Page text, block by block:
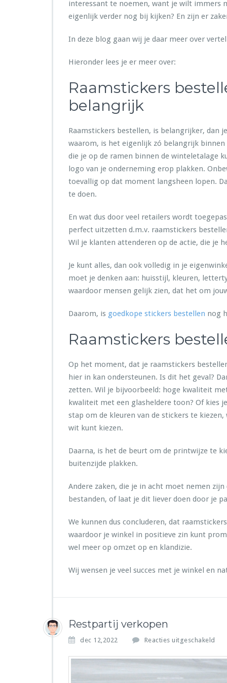
k
n
r
m
o
m
z
t
interessant te noemen, want je wilt immers
eigenlijk verder nog bij kijken? En zijn er
In deze blog gaan wij je daar meer over
Hieronder lees je er meer over:
Raamstickers
belangrijk
Raamstickers bestellen, is belangrijker, dan
waarom, is het eigenlijk zó belangrijk
die je op de ramen binnen de winteletalage
logo van je onderneming erop plakken.
toevallig op dat moment langsheen lopen.
te doen.
En wat dus door veel retailers wordt
perfect uitzetten d.m.v. raamstickers
Wil je klanten attenderen op de actie, die je
Je kunt alles, dan ook volledig in je
moet je denken aan: huisstijl, kleuren,
waardoor mensen gelijk zien, dat het om
Daarom, is goedkope stickers bestellen nog
Raamstickers
Op het moment, dat je raamstickers
hier in kan ondersteunen. Is dit het geval?
zetten. Wil je bijvoorbeeld: hoge kwaliteit
kwaliteit met een glasheldere toon? Of kies
stap om de kleuren van de stickers te
wit kunt kiezen.
Daarna, is het de beurt om de printwijze te
buitenzijde plakken.
Andere zaken, die je in acht moet nemen
bestanden, of laat je dit liever doen door je
We kunnen dus concluderen, dat
waardoor je winkel in positieve zin kunt
wel meer op omzet op en klandizie.
Wij wensen je veel succes met je winkel en
Restpartij verkopen
dec 12,2022 Reacties uitgeschakeld
o
r